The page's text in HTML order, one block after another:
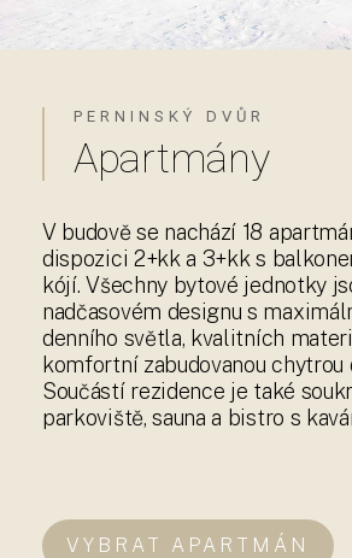
PERNINSKÝ DVŮR
Apartmány
V budově se nachází 18
dispozici 2+kk a 3+kk s
kójí. Všechny bytové jednotky
nadčasovém designu s
denního světla, kvalitních
komfortní zabudovanou chytrou
Součástí rezidence je také
parkoviště, sauna a bistro s
VYBRAT APARTMÁN